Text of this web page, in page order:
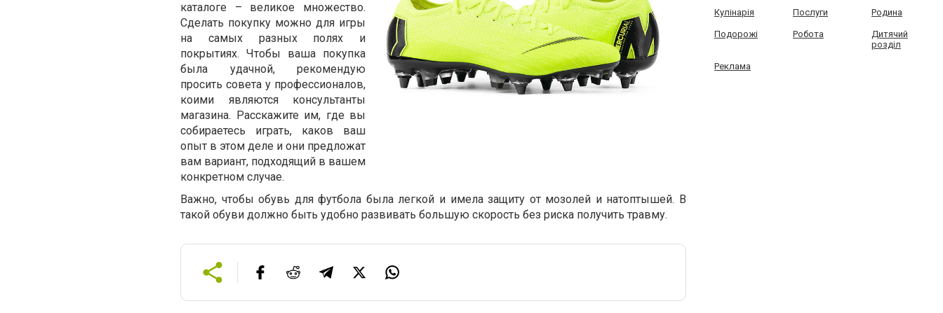
каталоге – великое множество.
Сделать покупку можно для игры
на самых разных полях и
покрытиях. Чтобы ваша покупка
была удачной, рекомендую
просить совета у профессионалов,
коими являются консультанты
магазина. Расскажите им, где вы
собираетесь играть, каков ваш
опыт в этом деле и они предложат
вам вариант, подходящий в вашем
конкретном случае.
Важно, чтобы обувь для футбола была легкой и имела защиту от мозолей и натоптышей. В
такой обуви должно быть удобно развивать большую скорость без риска получить травму.
Кулінарія Послуги Родина
Подорожі Робота
Дитячий
розділ
Реклама